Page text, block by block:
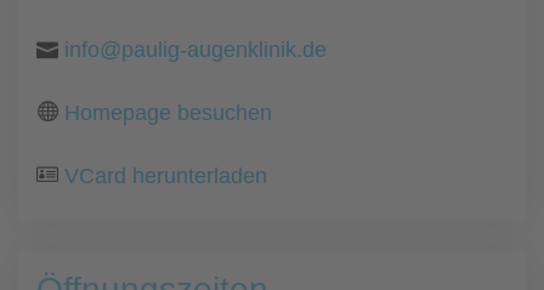
info@paulig-augenklinik.de
Homepage besuchen
VCard herunterladen